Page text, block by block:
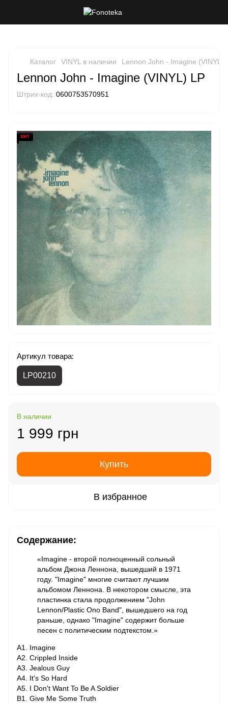
Каталог VINYL в наличии Lennon John - Imagine (VINYL)
Lennon John - Imagine (VINYL) LP
Штрих-код: 0600753570951
хит
Артикул товара:
LP00210
В наличии
1 999 грн
Купить
В избранное
Содержание:
«Imagine - второй полноценный сольный
альбом Джона Леннона, вышедший в 1971
году. "Imagine" многие считают лучшим
альбомом Леннона. В некотором смысле, эта
пластинка стала продолжением "John
Lennon/Plastic Ono Band", вышедшего на год
раньше, однако "Imagine" содержит больше
песен с политическим подтекстом.»
A1. Imagine
A2. Crippled Inside
A3. Jealous Guy
A4. It's So Hard
A5. I Don't Want To Be A Soldier
B1. Give Me Some Truth